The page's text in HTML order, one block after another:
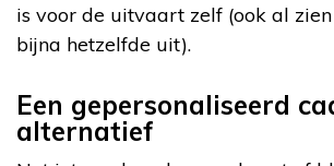
is voor de uitvaart zelf (ook al
bijna hetzelfde uit).
Een gepersonaliseerd
alternatief